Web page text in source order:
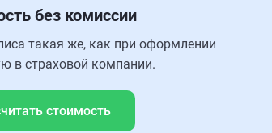
без комиссии
такая же, как при оформлении
в страховой компании.
стоимость